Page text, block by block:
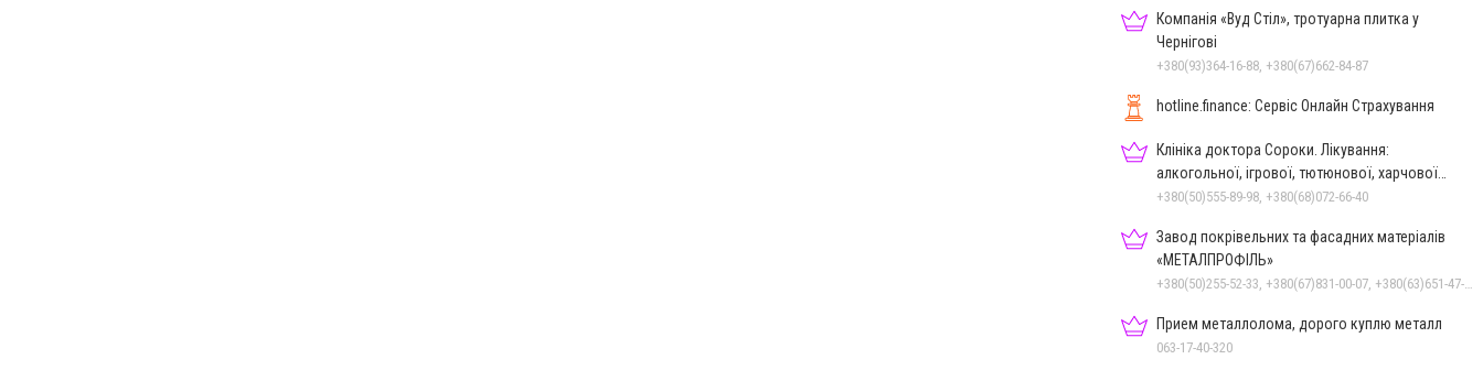
Компанія «Вуд Стіл», тротуарна плитка у
Чернігові
+380(93)364-16-88, +380(67)662-84-87
hotline.finance: Сервіс Онлайн Страхування
Клініка доктора Сороки. Лікування:
алкогольної, ігрової, тютюнової, харчової
залежностей, неврозів т
+380(50)555-89-98, +380(68)072-66-40
Завод покрівельних та фасадних матеріалів
«МЕТАЛПРОФІЛЬ»
Прием металлолома, дорого куплю металл
063-17-40-320